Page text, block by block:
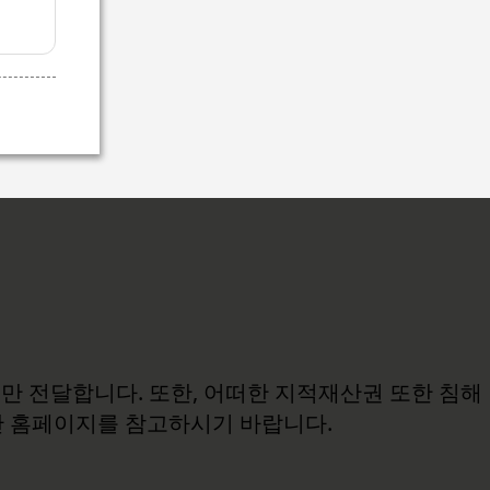
전달합니다. 또한, 어떠한 지적재산권 또한 침해
페이지를 참고하시기 바랍니다.